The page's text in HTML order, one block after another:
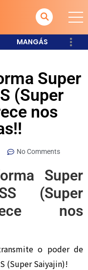
MANGÁS
Super
(Super
nos
No Comments
Super
(Super
nos
o poder de
(Super Saiyajin)!